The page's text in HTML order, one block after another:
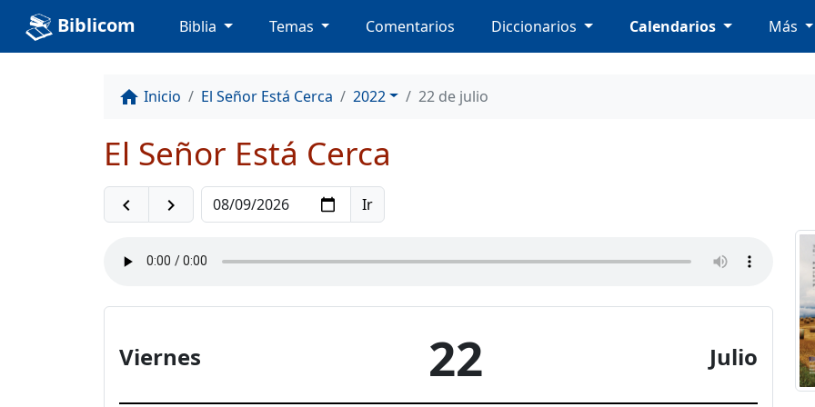
Biblicom Biblia Temas Comentarios Diccionarios Calendarios Más
home Inicio El Señor Está Cerca 2022 22 de julio
El Señor Está Cerca
navigate_before navigate_next
Viernes 22 Julio